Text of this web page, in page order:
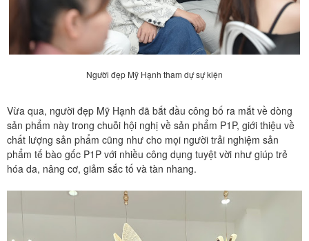
Người đẹp Mỹ Hạnh tham dự sự kiện
Vừa qua, người đẹp Mỹ Hạnh đã bắt đầu công bố ra mắt về dòng
sản phẩm này trong chuỗi hội nghị về sản phẩm P1P, giới thiệu về
chất lượng sản phẩm cũng như cho mọi người trải nghiệm sản
phẩm tế bào gốc P1P với nhiều công dụng tuyệt vời như giúp trẻ
hóa da, nâng cơ, giảm sắc tố và tàn nhang.